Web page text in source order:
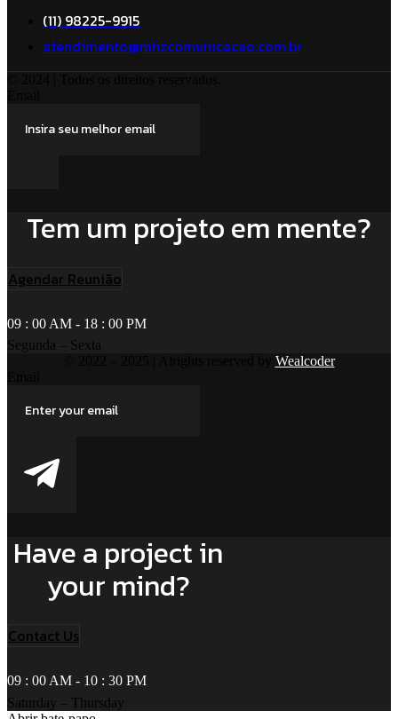
(11) 98225-9915
atendimento@mhzcomunicacao.com.br
Tem um projeto em mente?
Agendar Reunião
09 : 00 AM - 18 : 00 PM
Segunda – Sexta
Wealcoder
Have a project in
your mind?
Contact Us
09 : 00 AM - 10 : 30 PM
Saturday – Thursday